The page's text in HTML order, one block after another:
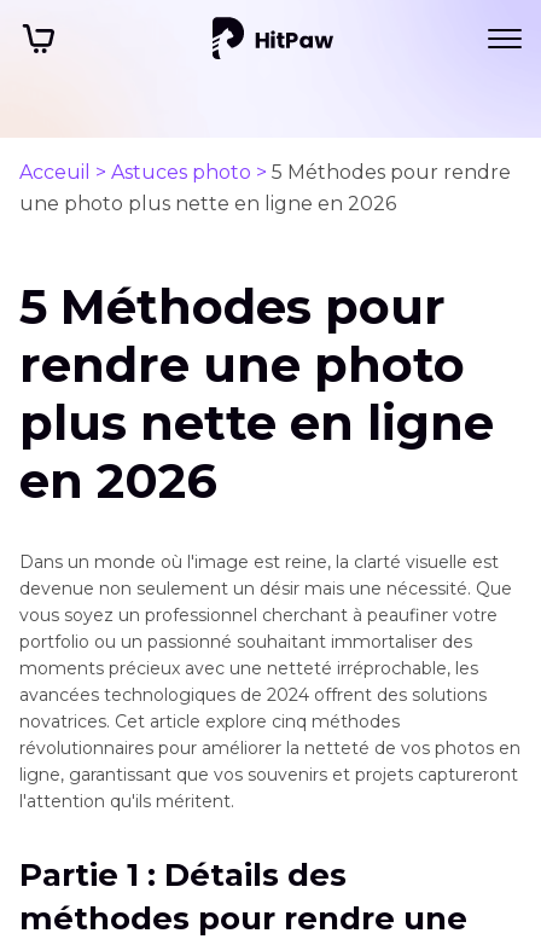
Acceuil > Astuces photo > 5 Méthodes pour rendre
une photo plus nette en ligne en 2026
5 Méthodes pour
rendre une photo
plus nette en ligne
en 2026
Dans un monde où l'image est reine, la clarté visuelle est
devenue non seulement un désir mais une nécessité. Que
vous soyez un professionnel cherchant à peaufiner votre
portfolio ou un passionné souhaitant immortaliser des
moments précieux avec une netteté irréprochable, les
avancées technologiques de 2024 offrent des solutions
novatrices. Cet article explore cinq méthodes
révolutionnaires pour améliorer la netteté de vos photos en
ligne, garantissant que vos souvenirs et projets captureront
l'attention qu'ils méritent.
Partie 1 : Détails des
méthodes pour rendre une